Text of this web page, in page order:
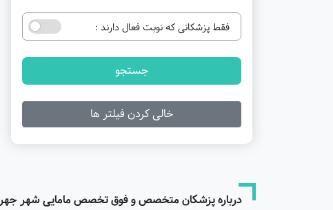
فقط پزشکانی که نوبت فعال دارند :
جستجو
خالی کردن فیلتر ها
درباره پزشکان متخصص و فوق تخصص مامایی شهر